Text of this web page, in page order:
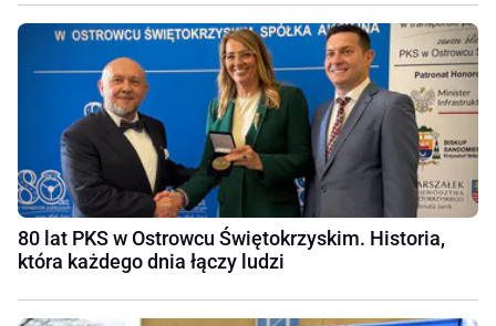
80 lat PKS w Ostrowcu Świętokrzyskim. Historia,
która każdego dnia łączy ludzi